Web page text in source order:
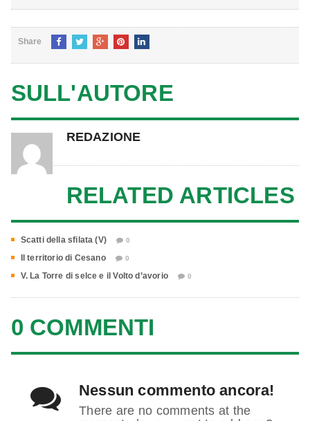
Share
SULL'AUTORE
REDAZIONE
RELATED ARTICLES
Scatti della sfilata (V) 0
Il territorio di Cesano 0
V. La Torre di selce e il Volto d’avorio 0
0 COMMENTI
Nessun commento ancora!
There are no comments at the